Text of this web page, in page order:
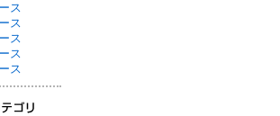
ス
ス
ス
ス
ス